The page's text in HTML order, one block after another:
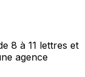
8 à 11 lettres et
agence